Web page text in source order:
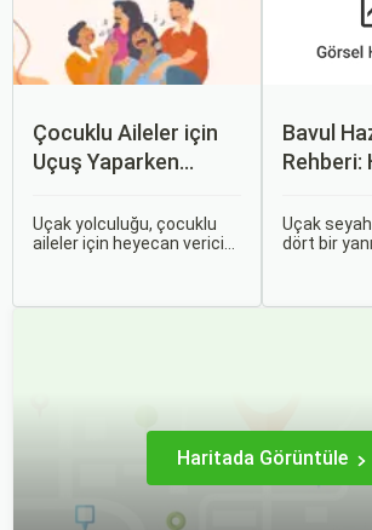
Çocuklu Aileler için
Uçuş Yaparken
Gerekenler
Uçak yolculuğu, çocuklu
aileler için heyecan verici
Bavul
Rehberi:
Alınmalı?
Uçak
dört bir
Haritada Görüntüle